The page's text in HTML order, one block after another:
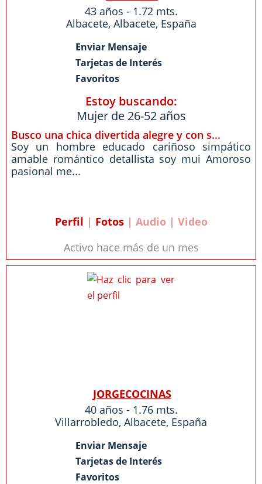
43 años - 1.72 mts.
Albacete, Albacete, España
Enviar Mensaje
Tarjetas de Interés
Favoritos
Estoy buscando:
Mujer de 26-52 años
Busco una chica divertida alegre y con s...
Soy un hombre educado cariñoso simpático
amable romántico detallista soy mui Amoroso
pasional me...
Perfil | Fotos| Audio | Video
Activo hace más de un mes
JORGECOCINAS
40 años - 1.76 mts.
Villarrobledo, Albacete, España
Enviar Mensaje
Tarjetas de Interés
Favoritos